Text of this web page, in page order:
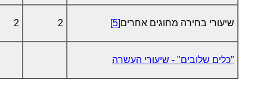
שיעורי בחירה מחוגים אחרים[5]
2
2
"כלים שלובים" - שיעורי העשרה